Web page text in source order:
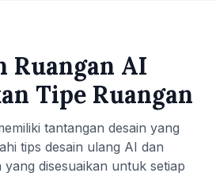
Ruangan AI
Tipe Ruangan
tantangan desain yang
tips desain ulang AI dan
yang disesuaikan untuk setiap